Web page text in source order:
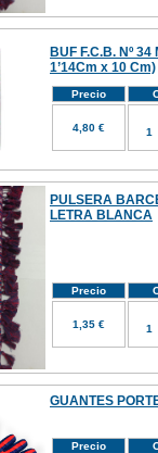
BUF F.C.B. Nº
1’14Cm x 10 Cm)
Precio
4,80 €
PULSERA
LETRA BLANCA
Precio
1,35 €
GUANTES
Precio